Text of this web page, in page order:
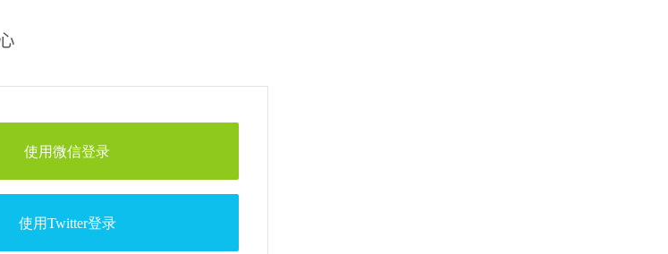
使用微信登录
使用Twitter登录